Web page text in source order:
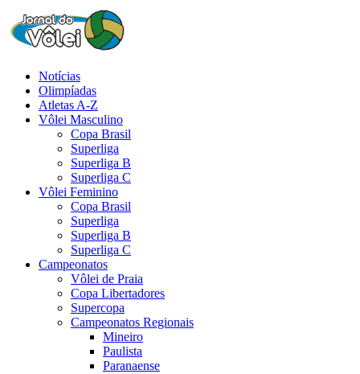
Notícias
Olimpíadas
Atletas A-Z
Vôlei Masculino
Copa Brasil
Superliga
Superliga B
Superliga C
Vôlei Feminino
Copa Brasil
Superliga
Superliga B
Superliga C
Campeonatos
Vôlei de Praia
Copa Libertadores
Supercopa
Campeonatos Regionais
Mineiro
Paulista
Paranaense